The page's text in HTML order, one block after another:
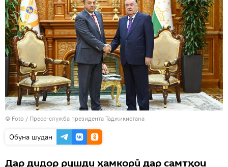
© Foto / Пресс-служба президента Таджикистана
Обуна шудан
Дар дидор рушди ҳамкорӣ дар самтҳои